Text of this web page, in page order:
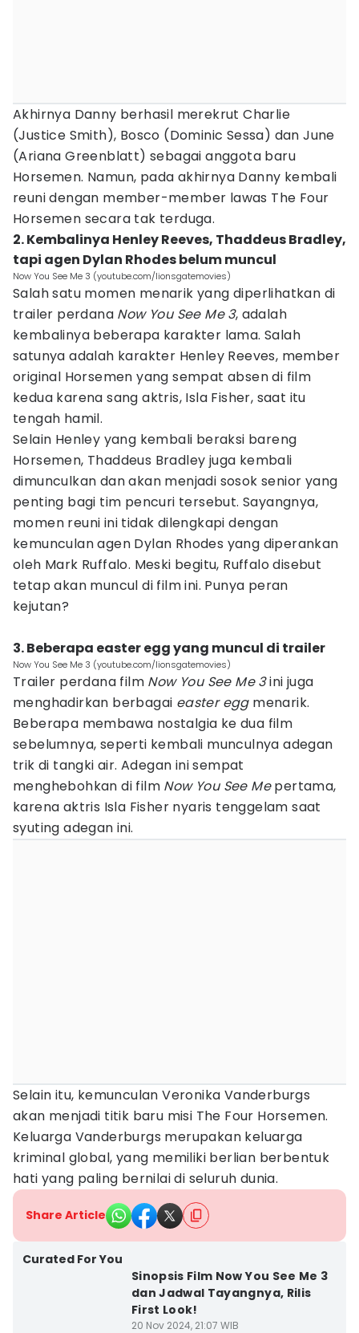
Akhirnya Danny berhasil merekrut Charlie
(Justice Smith), Bosco (Dominic Sessa) dan June
(Ariana Greenblatt) sebagai anggota baru
Horsemen. Namun, pada akhirnya Danny kembali
reuni dengan member-member lawas The Four
Horsemen secara tak terduga.
2. Kembalinya Henley Reeves, Thaddeus Bradley,
tapi agen Dylan Rhodes belum muncul
Now You See Me 3 (youtube.com/lionsgatemovies)
Salah satu momen menarik yang diperlihatkan di
trailer perdana Now You See Me 3, adalah
kembalinya beberapa karakter lama. Salah
satunya adalah karakter Henley Reeves, member
original Horsemen yang sempat absen di film
kedua karena sang aktris, Isla Fisher, saat itu
tengah hamil.
Selain Henley yang kembali beraksi bareng
Horsemen, Thaddeus Bradley juga kembali
dimunculkan dan akan menjadi sosok senior yang
penting bagi tim pencuri tersebut. Sayangnya,
momen reuni ini tidak dilengkapi dengan
kemunculan agen Dylan Rhodes yang diperankan
oleh Mark Ruffalo. Meski begitu, Ruffalo disebut
tetap akan muncul di film ini. Punya peran
kejutan?
3. Beberapa easter egg yang muncul di trailer
Now You See Me 3 (youtube.com/lionsgatemovies)
Trailer perdana film Now You See Me 3ini juga
menghadirkan berbagai easter eggmenarik.
Beberapa membawa nostalgia ke dua film
sebelumnya, seperti kembali munculnya adegan
trik di tangki air. Adegan ini sempat
menghebohkan di film Now You See Mepertama,
karena aktris Isla Fisher nyaris tenggelam saat
syuting adegan ini.
Selain itu, kemunculan Veronika Vanderburgs
akan menjadi titik baru misi The Four Horsemen.
Keluarga Vanderburgs merupakan keluarga
kriminal global, yang memiliki berlian berbentuk
hati yang paling bernilai di seluruh dunia.
Share Article
Curated For You
Sinopsis Film Now You See Me 3
dan Jadwal Tayangnya, Rilis
First Look!
20 Nov 2024, 21:07 WIB